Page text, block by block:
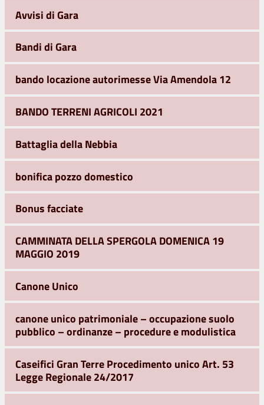
Avvisi di Gara
Bandi di Gara
bando locazione autorimesse Via Amendola 12
BANDO TERRENI AGRICOLI 2021
Battaglia della Nebbia
bonifica pozzo domestico
Bonus facciate
CAMMINATA DELLA SPERGOLA DOMENICA 19
MAGGIO 2019
Canone Unico
canone unico patrimoniale – occupazione suolo
pubblico – ordinanze – procedure e modulistica
Caseifici Gran Terre Procedimento unico Art. 53
Legge Regionale 24/2017